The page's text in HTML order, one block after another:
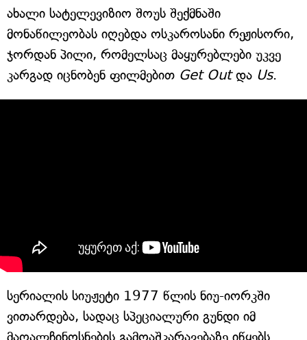
ახალი სატელევიზიო შოუს შექმნაში
მონაწილეობას იღებდა ოსკაროსანი რეჟისორი,
ჯორდან პილი, რომელსაც მაყურებლები უკვე
კარგად იცნობენ ფილმებით Get Outდა Us.
სერიალის სიუჟეტი 1977 წლის ნიუ-იორკში
ვითარდება, სადაც სპეციალური გუნდი იმ